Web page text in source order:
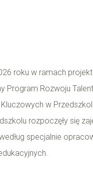
roku w ramach
Program Rozwoju
w
rozpoczęły się
specjalnie